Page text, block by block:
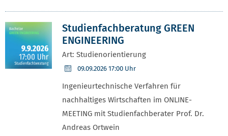
Studienfachberatung GREEN
ENGINEERING
Art: Studienorientierung
09.09.2026 17:00 Uhr
Ingenieurtechnische Verfahren für
nachhaltiges Wirtschaften im ONLINE-
MEETING mit Studienfachberater Prof. Dr.
Andreas Ortwein